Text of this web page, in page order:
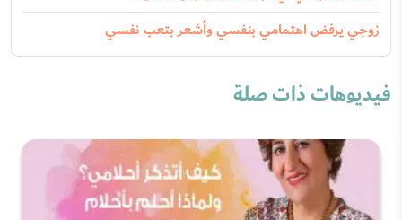
زوجي يرفض اهتمامي بنفسي وأشعر بتعب نفسي
فيديوهات ذات صلة